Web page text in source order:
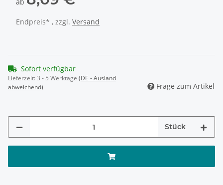
ab
Endpreis* , zzgl. Versand
Sofort verfügbar
Lieferzeit:3 - 5 Werktage (DE - Ausland
abweichend)
Frage zum Artikel
Stück